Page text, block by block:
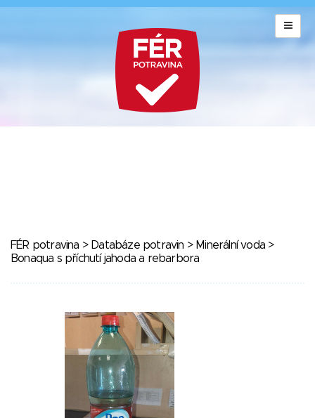
FÉR potravina > Databáze potravin > Minerální voda >
Bonaqua s příchutí jahoda a rebarbora